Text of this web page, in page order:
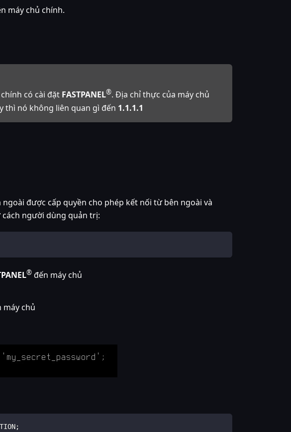
máy chủ chính.
có cài đặt FASTPANEL®. Địa chỉ thực của máy chủ
thì nó không liên quan gì đến 1.1.1.1
được cấp quyền cho phép kết nối từ bên ngoài và
cách người dùng quản trị:
® đến máy chủ
máy chủ